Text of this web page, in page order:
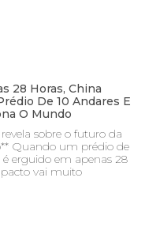
28 Horas, China
De 10 Andares E
O Mundo
sobre o futuro da
Quando um prédio de
é erguido em apenas 28
vai muito